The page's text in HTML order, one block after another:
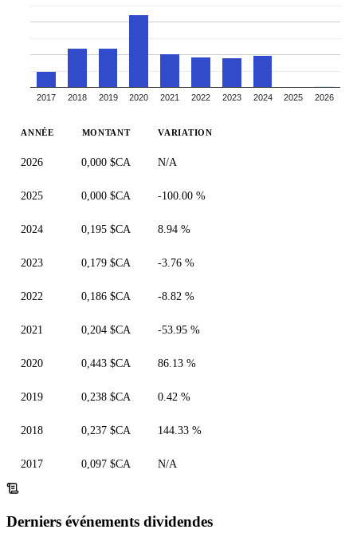
2017 2018 2019 2020 2021 2022 2023 2024 2025 2026
ANNÉE MONTANT VARIATION
2026 0,000 $CA N/A
2025 0,000 $CA -100.00 %
2024 0,195 $CA 8.94 %
2023 0,179 $CA -3.76 %
2022 0,186 $CA -8.82 %
2021 0,204 $CA -53.95 %
2020 0,443 $CA 86.13 %
2019 0,238 $CA 0.42 %
2018 0,237 $CA 144.33 %
2017 0,097 $CA N/A
Derniers événements dividendes